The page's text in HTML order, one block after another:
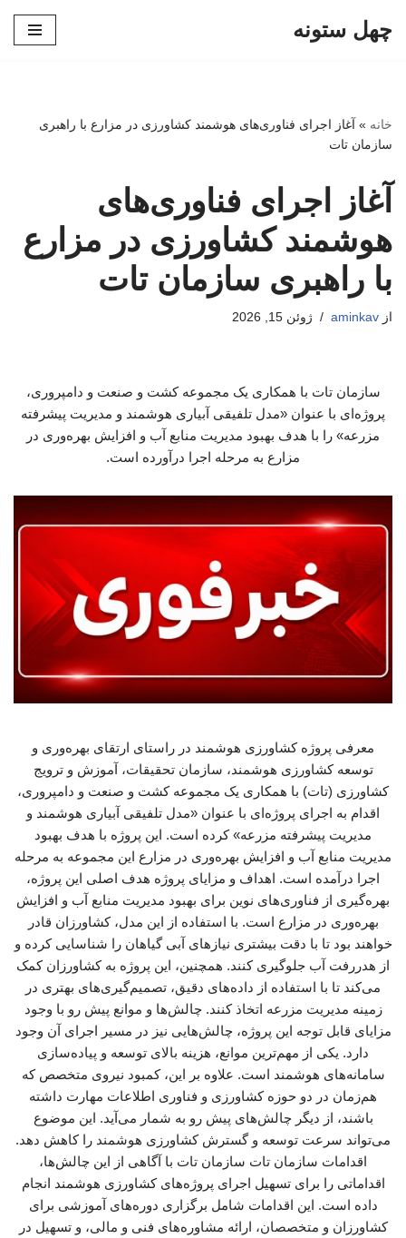
چهل ستونه
خانه » آغاز اجرای فناوری‌های هوشمند کشاورزی در مزارع با راهبری
سازمان تات
آغاز اجرای فناوری‌های
هوشمند کشاورزی در مزارع
با راهبری سازمان تات
از aminkav ژوئن 15, 2026
سازمان تات با همکاری یک مجموعه کشت و صنعت و دامپروری،
پروژه‌ای با عنوان «مدل تلفیقی آبیاری هوشمند و مدیریت پیشرفته
مزرعه» را با هدف بهبود مدیریت منابع آب و افزایش بهره‌وری در
مزارع به مرحله اجرا درآورده است.
معرفی پروژه کشاورزی هوشمند در راستای ارتقای بهره‌وری و
توسعه کشاورزی هوشمند، سازمان تحقیقات، آموزش و ترویج
کشاورزی (تات) با همکاری یک مجموعه کشت و صنعت و دامپروری،
اقدام به اجرای پروژه‌ای با عنوان «مدل تلفیقی آبیاری هوشمند و
مدیریت پیشرفته مزرعه» کرده است. این پروژه با هدف بهبود
مدیریت منابع آب و افزایش بهره‌وری در مزارع این مجموعه به مرحله
اجرا درآمده است. اهداف و مزایای پروژه هدف اصلی این پروژه،
بهره‌گیری از فناوری‌های نوین برای بهبود مدیریت منابع آب و افزایش
بهره‌وری در مزارع است. با استفاده از این مدل، کشاورزان قادر
خواهند بود تا با دقت بیشتری نیازهای آبی گیاهان را شناسایی کرده و
از هدررفت آب جلوگیری کنند. همچنین، این پروژه به کشاورزان کمک
می‌کند تا با استفاده از داده‌های دقیق، تصمیم‌گیری‌های بهتری در
زمینه مدیریت مزرعه اتخاذ کنند. چالش‌ها و موانع پیش رو با وجود
مزایای قابل توجه این پروژه، چالش‌هایی نیز در مسیر اجرای آن وجود
دارد. یکی از مهم‌ترین موانع، هزینه بالای توسعه و پیاده‌سازی
سامانه‌های هوشمند است. علاوه بر این، کمبود نیروی متخصص که
هم‌زمان در دو حوزه کشاورزی و فناوری اطلاعات مهارت داشته
باشند، از دیگر چالش‌های پیش رو به شمار می‌آید. این موضوع
می‌تواند سرعت توسعه و گسترش کشاورزی هوشمند را کاهش دهد.
اقدامات سازمان تات سازمان تات با آگاهی از این چالش‌ها،
اقداماتی را برای تسهیل اجرای پروژه‌های کشاورزی هوشمند انجام
داده است. این اقدامات شامل برگزاری دوره‌های آموزشی برای
کشاورزان و متخصصان، ارائه مشاوره‌های فنی و مالی، و تسهیل در